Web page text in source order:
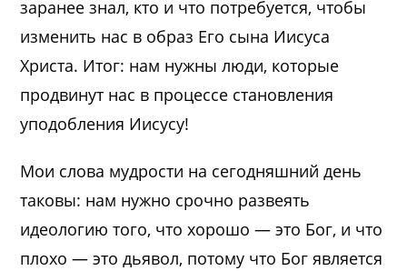
заранее знал, кто и что потребуется, чтобы
изменить нас в образ Его сына Иисуса
Христа. Итог: нам нужны люди, которые
продвинут нас в процессе становления
уподобления Иисусу!
Мои слова мудрости на сегодняшний день
таковы: нам нужно срочно развеять
идеологию того, что хорошо — это Бог, и что
плохо — это дьявол, потому что Бог является